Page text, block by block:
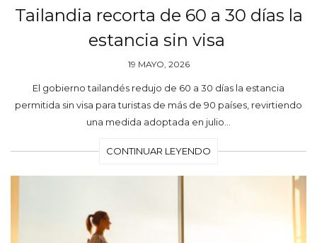
Tailandia recorta de 60 a 30 días la
estancia sin visa
19 MAYO, 2026
El gobierno tailandés redujo de 60 a 30 días la estancia
permitida sin visa para turistas de más de 90 países, revirtiendo
una medida adoptada en julio…
CONTINUAR LEYENDO